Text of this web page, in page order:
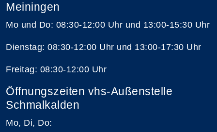
Meiningen
Mo und Do: 08:30-12:00 Uhr und 13:00-15:30 Uhr
Dienstag: 08:30-12:00 Uhr und 13:00-17:30 Uhr
Freitag: 08:30-12:00 Uhr
Öffnungszeiten vhs-Außenstelle
Schmalkalden
Mo, Di, Do: